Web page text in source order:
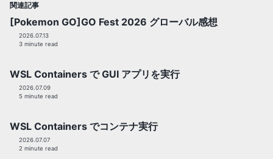
関連記事
[Pokemon GO]GO Fest 2026 グローバル感想
2026.07.13
3 minute read
WSL Containers で GUI アプリを実行
2026.07.09
5 minute read
WSL Containers でコンテナ実行
2026.07.07
2 minute read